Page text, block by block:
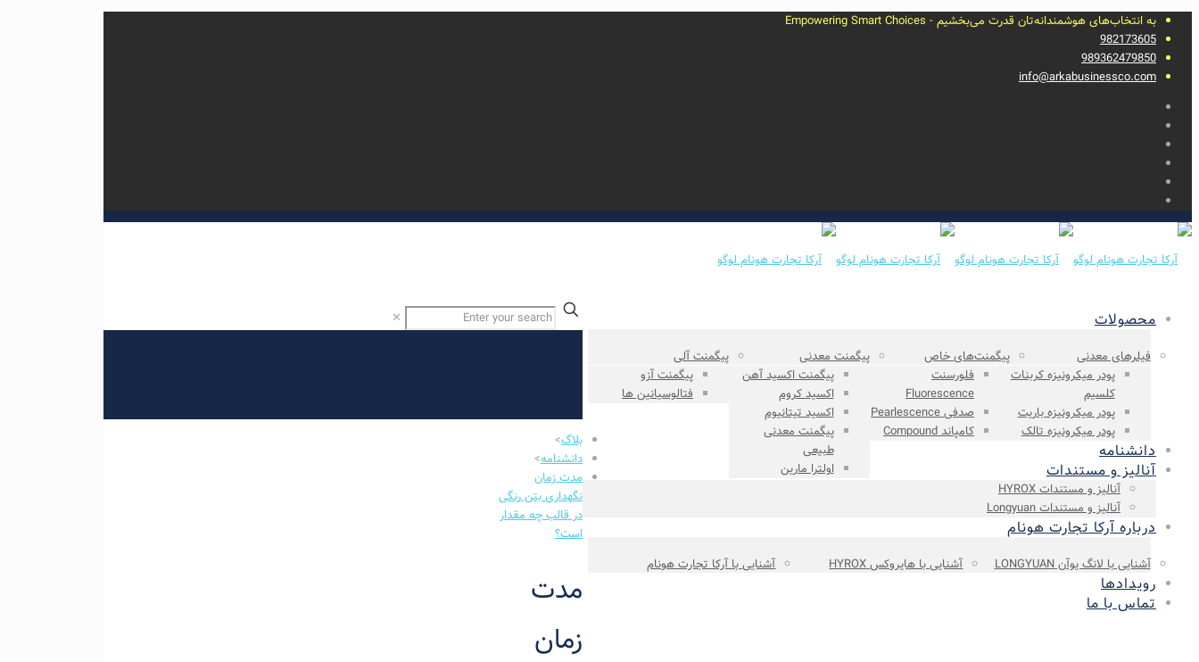
به انتخاب‌های هوشمندانه‌تان قدرت می‌بخشیم - Empowering Smart Choices
982173605
989362479850
info@arkabusinessco.com
محصولات
پیگمنت آلی
پیگمنت آزو
فتالوسیانین ها
پیگمنت‌ معدنی
پیگمنت اکسید آهن
اکسید‌ کروم
اکسید تیتانیوم
پیگمنت معدنی
طبیعی
اولترا مارین
پیگمنت‌های خاص
فلورسنت
Fluorescence
صدفی Pearlescence
کامپاند Compound
فیلرهای معدنی
پودر میکرونیزه کربنات
کلسیم
پودر میکرونیزه باریت
پودر میکرونیزه تالک
دانشنامه
آنالیز و مستندات
آنالیز و مستندات HYROX
آنالیز و مستندات Longyuan
درباره آرکا تجارت هونام
آشنایی با آرکا تجارت هونام آشنایی با هایروکس HYROX آشنایی با لانگ یوآن LONGYUAN
رویدادها
تماس با ما
✕
بلاگ>
دانشنامه>
مدت زمان
نگهداری بتن رنگی
در قالب چه مقدار
است؟
مدت
زمان